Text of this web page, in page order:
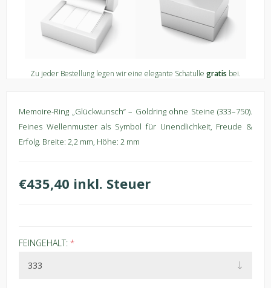
Zu jeder Bestellung legen wir eine elegante Schatulle gratis bei.
Memoire-Ring „Glückwunsch“ – Goldring ohne Steine (333–750).
Feines Wellenmuster als Symbol für Unendlichkeit, Freude &
Erfolg. Breite: 2,2 mm, Höhe: 2 mm
€435,40 inkl. Steuer
FEINGEHALT: *